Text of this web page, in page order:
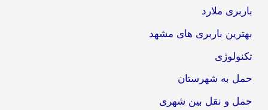
باربری ملارد
بهترین باربری های مشهد
تکنولوژی
حمل به شهرستان
حمل و نقل بین شهری